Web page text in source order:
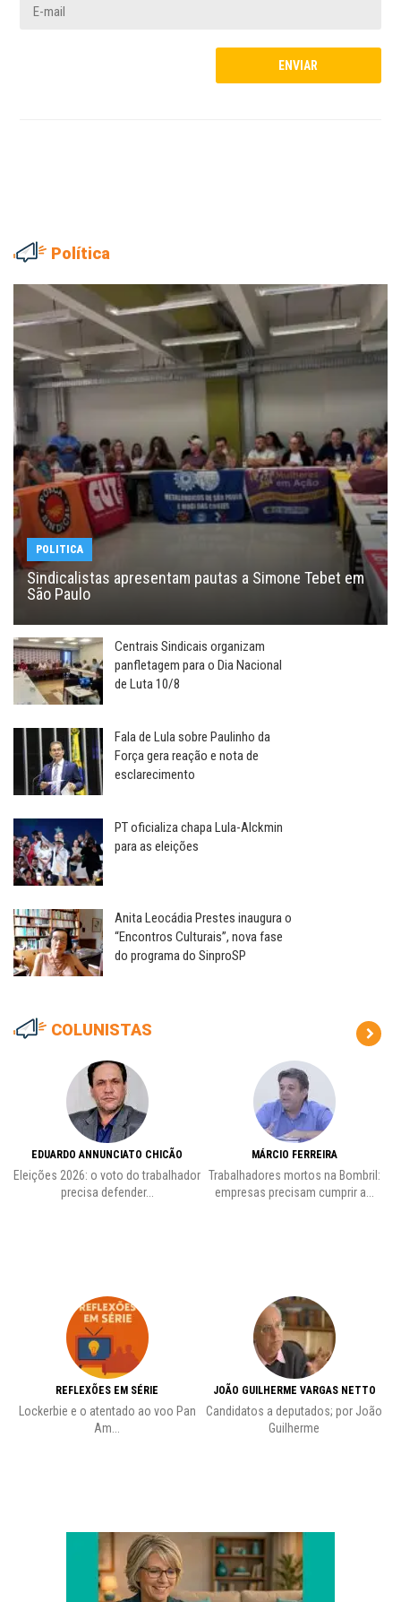
Política
POLITICA
Sindicalistas apresentam pautas a Simone Tebet em
São Paulo
Centrais Sindicais organizam
panfletagem para o Dia Nacional
de Luta 10/8
Fala de Lula sobre Paulinho da
Força gera reação e nota de
esclarecimento
PT oficializa chapa Lula-Alckmin
para as eleições
Anita Leocádia Prestes inaugura o
“Encontros Culturais”, nova fase
do programa do SinproSP
COLUNISTAS
EDUARDO ANNUNCIATO CHICÃO
Eleições 2026: o voto do trabalhador
precisa defender...
REFLEXÕES EM SÉRIE
Lockerbie e o atentado ao voo Pan
Am...
MÁRCIO FERREIRA
Trabalhadores mortos na Bombril:
empresas precisam cumprir a...
JOÃO GUILHERME VARGAS NETTO
Candidatos a deputados; por João
Guilherme